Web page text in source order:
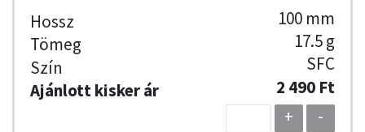
100 mm
17.5 g
SFC
2 490 Ft
+
-